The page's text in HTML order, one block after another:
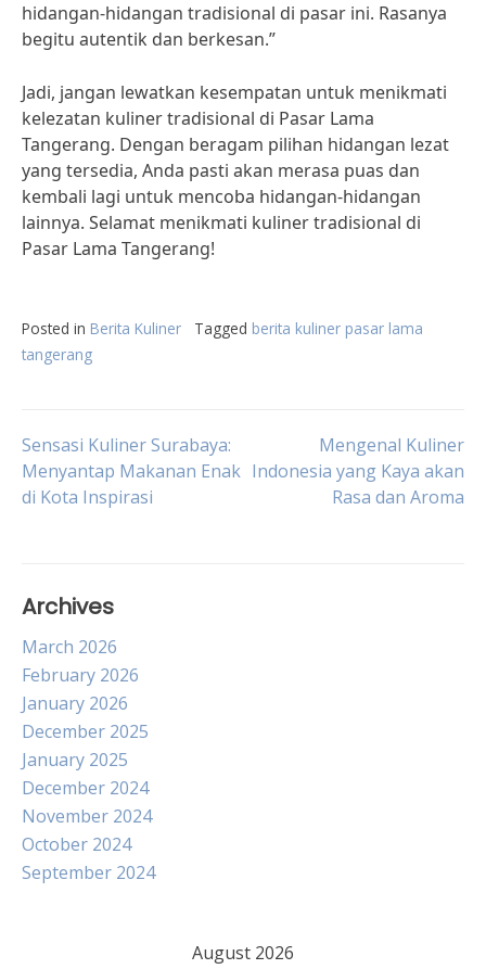
hidangan-hidangan tradisional di pasar ini. Rasanya
begitu autentik dan berkesan.”
Jadi, jangan lewatkan kesempatan untuk menikmati
kelezatan kuliner tradisional di Pasar Lama
Tangerang. Dengan beragam pilihan hidangan lezat
yang tersedia, Anda pasti akan merasa puas dan
kembali lagi untuk mencoba hidangan-hidangan
lainnya. Selamat menikmati kuliner tradisional di
Pasar Lama Tangerang!
Posted in Berita Kuliner Tagged berita kuliner pasar lama
tangerang
Post
navigation
Sensasi Kuliner Surabaya:
Menyantap Makanan Enak
di Kota Inspirasi
Mengenal Kuliner
Indonesia yang Kaya akan
Rasa dan Aroma
Archives
March 2026
February 2026
January 2026
December 2025
January 2025
December 2024
November 2024
October 2024
September 2024
August 2026